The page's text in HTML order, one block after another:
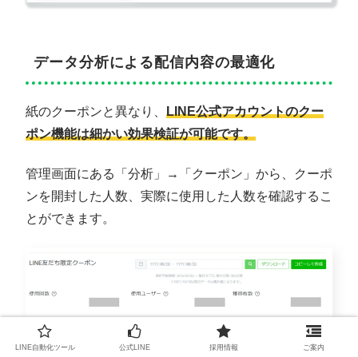
データ分析による配信内容の最適化
紙のクーポンと異なり、 LINE公式アカウントのクー
ポン機能は細かい効果検証が可能です。
管理画面にある「分析」→「クーポン」から、クーポ
ンを開封した人数、実際に使用した人数を確認するこ
とができます。
LINE自動化ツール 公式LINE 採用情報 ご案内